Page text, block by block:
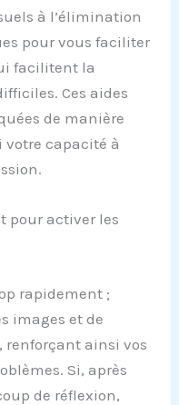
à l’élimination
pour vous faciliter
facilitent la
Ces aides
de manière
capacité à
pour activer les
rapidement ;
images et de
renforçant ainsi vos
Si, après
de réflexion,